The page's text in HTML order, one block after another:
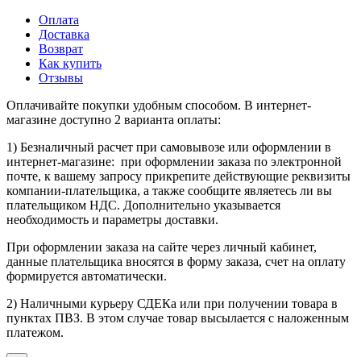
Оплата
Доставка
Возврат
Как купить
Отзывы
Оплачивайте покупки удобным способом. В интернет-
магазине доступно 2 варианта оплаты:
1) Безналичный расчет при самовывозе или оформлении в
интернет-магазине: при оформлении заказа по электронной
почте, к вашему запросу прикрепите действующие реквизиты
компании-плательщика, а также сообщите являетесь ли вы
плательщиком НДС. Дополнительно указывается
необходимость и параметры доставки.
При оформлении заказа на сайте через личный кабинет,
данные плательщика вносятся в форму заказа, счет на оплату
формируется автоматически.
2) Наличными курьеру СДЕКа или при получении товара в
пунктах ПВЗ. В этом случае товар высылается с наложенным
платежом.